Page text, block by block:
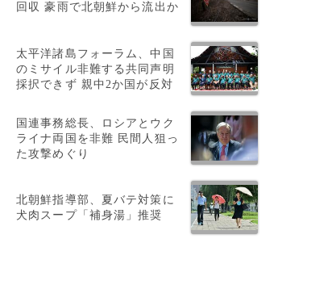
回収 豪雨で北朝鮮から流出か
太平洋諸島フォーラム、中国
のミサイル非難する共同声明
採択できず 親中2か国が反対
国連事務総長、ロシアとウク
ライナ両国を非難 民間人狙っ
た攻撃めぐり
北朝鮮指導部、夏バテ対策に
犬肉スープ「補身湯」推奨